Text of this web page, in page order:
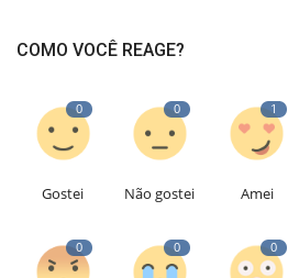
COMO VOCÊ REAGE?
0
Gostei
0
Não gostei
1
Amei
0 0 0